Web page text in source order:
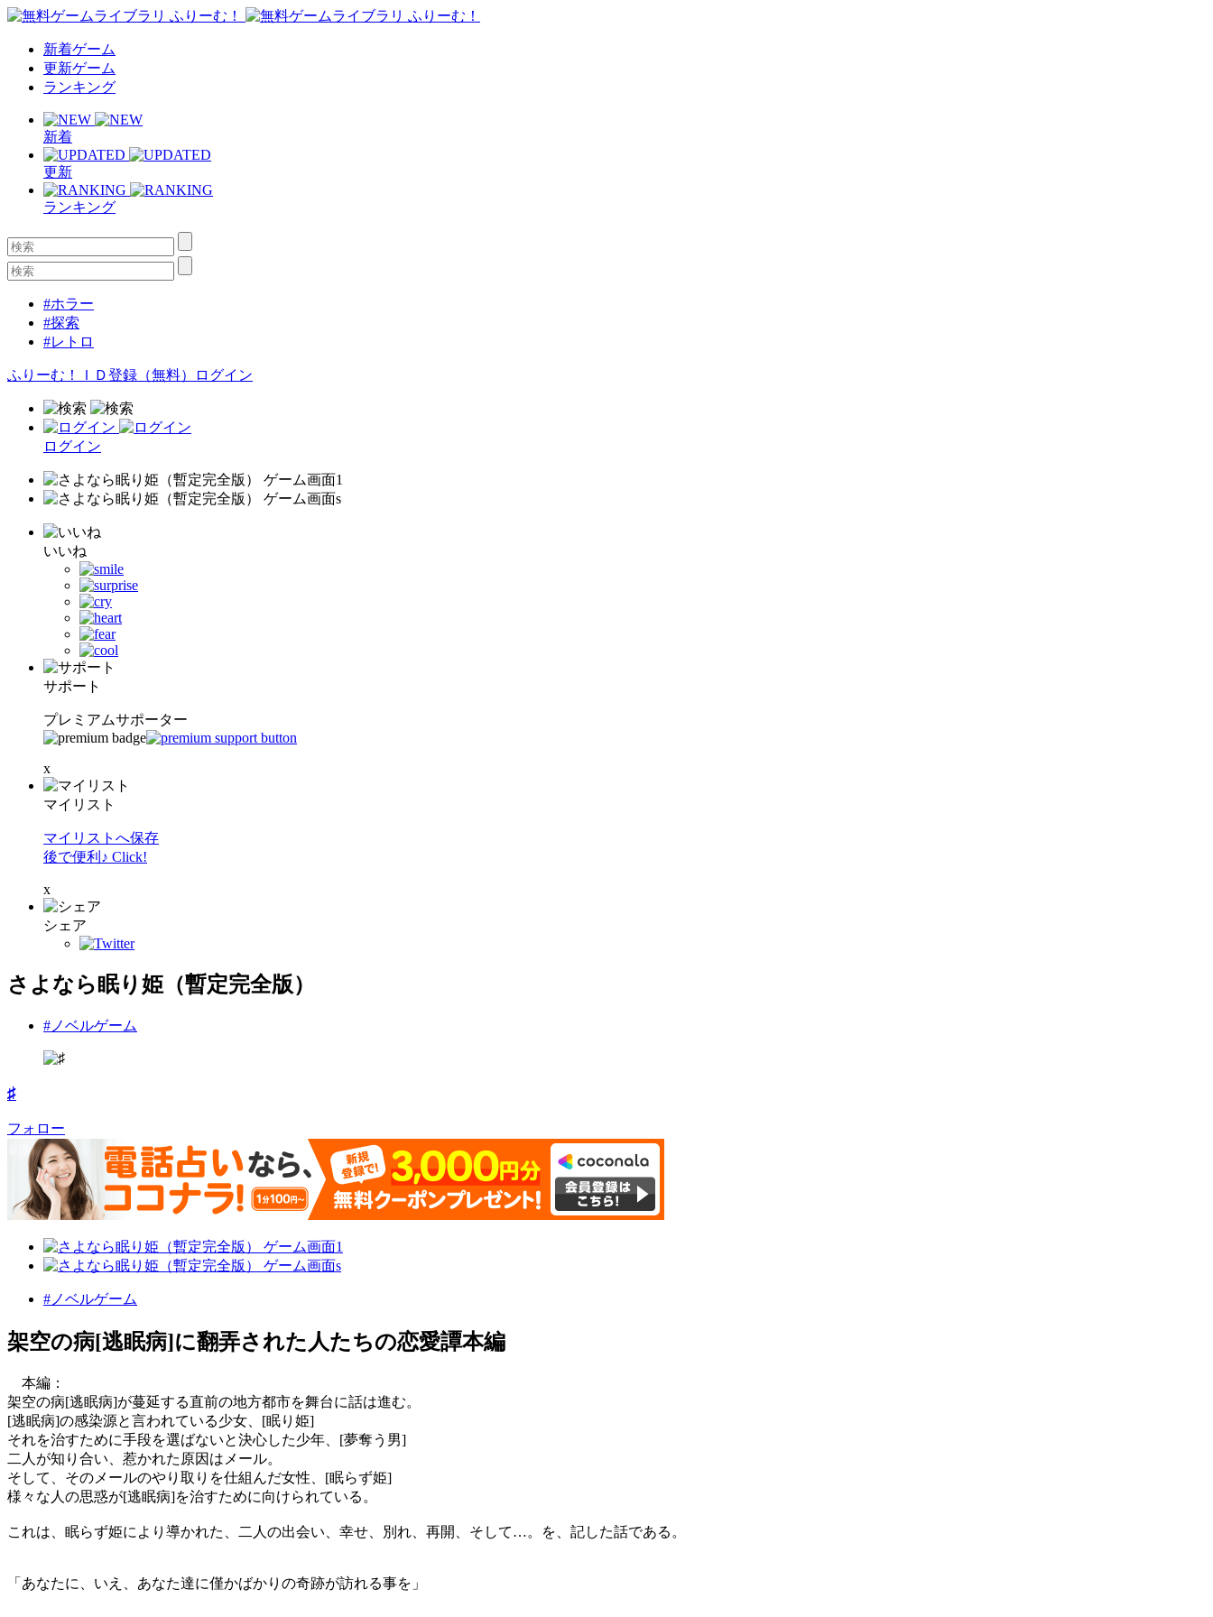
新着ゲーム
更新ゲーム
ランキング
新着
更新
ランキング
#ホラー
#探索
#レトロ
ふりーむ！ＩＤ登録（無料） ログイン
ログイン
いいね
サポート
プレミアムサポーター
x
マイリスト
マイリストへ保存
後で便利♪ Click!
x
シェア
さよなら眠り姫（暫定完全版）
#ノベルゲーム
♯
フォロー
#ノベルゲーム
架空の病[逃眠病]に翻弄された人たちの恋愛譚本編
本編：
架空の病[逃眠病]が蔓延する直前の地方都市を舞台に話は進む。
[逃眠病]の感染源と言われている少女、[眠り姫]
それを治すために手段を選ばないと決心した少年、[夢奪う男]
二人が知り合い、惹かれた原因はメール。
そして、そのメールのやり取りを仕組んだ女性、[眠らず姫]
様々な人の思惑が[逃眠病]を治すために向けられている。
これは、眠らず姫により導かれた、二人の出会い、幸せ、別れ、再開、そして…。を、記した話である。
「あなたに、いえ、あなた達に僅かばかりの奇跡が訪れる事を」